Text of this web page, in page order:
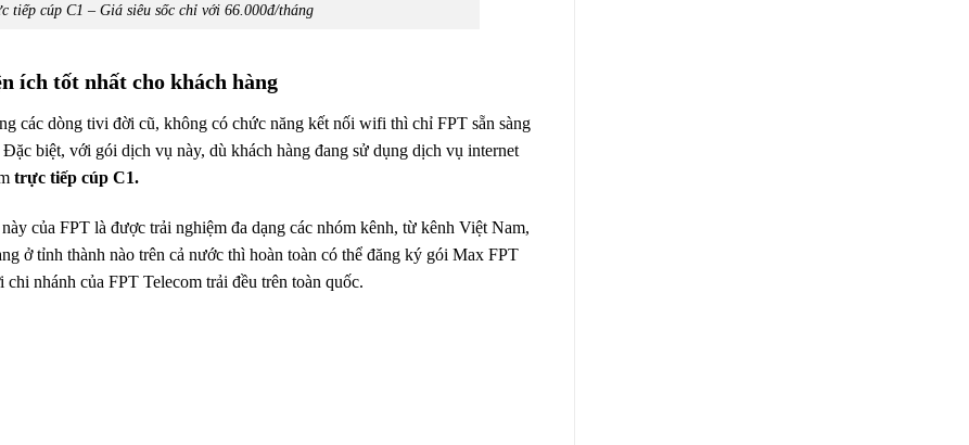
tiếp cúp C1 –Giá siêu sốc chỉ với 66.000đ/tháng
ích tốt nhất cho khách hàng
các dòng tivi đời cũ, không có chức năng kết nối wifi thì chỉ FPT sẵn sàng
biệt, với gói dịch vụ này, dù khách hàng đang sử dụng dịch vụ internet
trực tiếp cúp C1.
của FPT là được trải nghiệm đa dạng các nhóm kênh, từ kênh Việt Nam,
ở tỉnh thành nào trên cả nước thì hoàn toàn có thể đăng ký gói Max FPT
nhánh của FPT Telecom trải đều trên toàn quốc.